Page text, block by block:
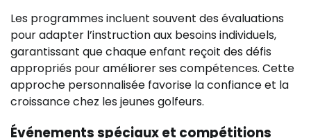
Les programmes incluent souvent des évaluations
pour adapter l’instruction aux besoins individuels,
garantissant que chaque enfant reçoit des défis
appropriés pour améliorer ses compétences. Cette
approche personnalisée favorise la confiance et la
croissance chez les jeunes golfeurs.
Événements spéciaux et compétitions